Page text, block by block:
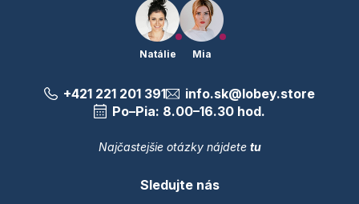
Natálie Mia
+421 221 201 391
info.sk@lobey.store
Po–Pia: 8.00–16.30 hod.
Najčastejšie otázky nájdete tu
Sledujte nás